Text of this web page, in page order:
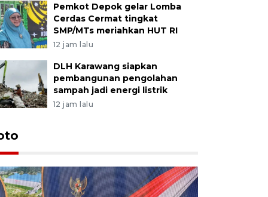
Pemkot Depok gelar Lomba
Cerdas Cermat tingkat
SMP/MTs meriahkan HUT RI
12 jam lalu
DLH Karawang siapkan
pembangunan pengolahan
sampah jadi energi listrik
12 jam lalu